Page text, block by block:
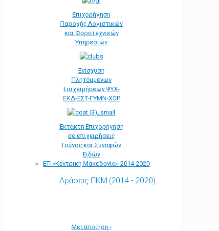
Επιχορήγηση
Παροχής Λογιστικών
και Φοροτεχνικών
Υπηρεσιών
Ενίσχυση
Πλητόμμενων
Επιχειρήσεων ΨΥΧ-
ΕΚΔ-ΕΣΤ-ΓΥΜΝ-ΧΟΡ
Έκτακτη Επιχορήγηση
σε επιχειρήσεις
Γούνας και Συναφών
Ειδών
ΕΠ «Kεντρική Μακεδονία» 2014-2020
Δράσεις ΠΚΜ (2014 - 2020)
Μεταποίηση -